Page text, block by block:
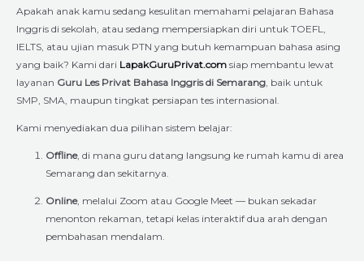
Apakah anak kamu sedang kesulitan memahami pelajaran Bahasa
Inggris di sekolah, atau sedang mempersiapkan diri untuk TOEFL,
IELTS, atau ujian masuk PTN yang butuh kemampuan bahasa asing
yang baik? Kami dari LapakGuruPrivat.com siap membantu lewat
layanan Guru Les Privat Bahasa Inggris di Semarang , baik untuk
SMP, SMA, maupun tingkat persiapan tes internasional.
Kami menyediakan dua pilihan sistem belajar:
Offline, di mana guru datang langsung ke rumah kamu di area
Semarang dan sekitarnya.
Online, melalui Zoom atau Google Meet — bukan sekadar
menonton rekaman, tetapi kelas interaktif dua arah dengan
pembahasan mendalam.